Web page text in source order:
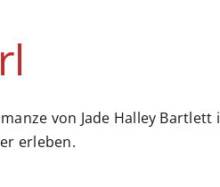
von Jade Halley
erleben.